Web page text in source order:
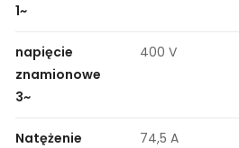
1~
napięcie
znamionowe
3~
400 V
Natężenie 74,5 A